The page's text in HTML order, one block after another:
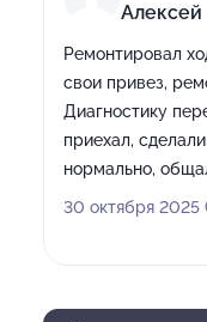
Алексей
Ремонтировал
свои привез,
Диагностику
приехал,
нормально,
неплохим.
30 октября 2025